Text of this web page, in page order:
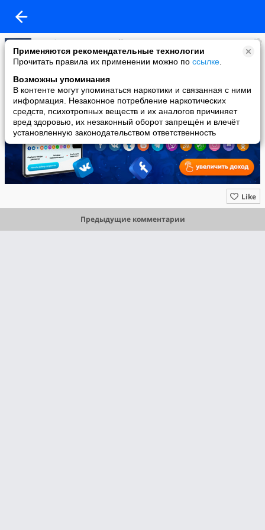
Применяются рекомендательные технологии
Прочитать правила их применении можно по ссылке
Возможны упоминания
В контенте могут упоминаться наркотики и связанная с ними
информация. Незаконное потребление наркотических
средств, психотропных веществ и их аналогов причиняет
вред здоровью, их незаконный оборот запрещён и влечёт
установленную законодательством ответственность
Myref.pro - отложенный автопостинг
added a photo
03 Mar в 14:37
Like
Предыдущие комментарии